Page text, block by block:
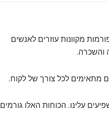
מקוונות עוזרים לאנשים
והשכרה.
מתאימים לכל צורך של לקוח.
עלינו. הכוחות האלו גורמים